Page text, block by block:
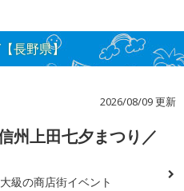
長野県】
2026/08/09 更新
州上田七夕まつり／
級の商店街イベント